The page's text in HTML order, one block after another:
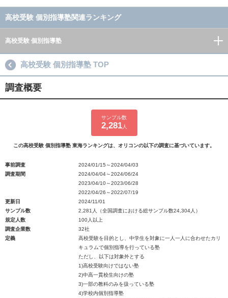
高校受験 個別指導塾関連ランキング
高校受験 個別指導塾
高校受験 個別指導塾 TOP
調査概要
サンプル数
2,281人
この高校受験 個別指導塾 東海ランキングは、オリコンの以下の調査に基づいています。
事前調査
2024/01/15～2024/04/03
調査期間
2024/04/04～2024/06/24
2023/04/10～2023/06/28
2022/04/26～2022/07/19
更新日
2024/11/01
サンプル数
2,281人（全国調査における総サンプル数24,304人）
規定人数
100人以上
調査企業数
32社
定義
高校受験を目的とし、中学生を対象に一人一人に合わせたカリ
キュラムで個別指導を行っている塾
ただし、以下は対象外とする
1)高校受験向けではない塾
2)中高一貫校生向けの塾
3)一部の教科のみを扱っている塾
4)学校内個別指導塾